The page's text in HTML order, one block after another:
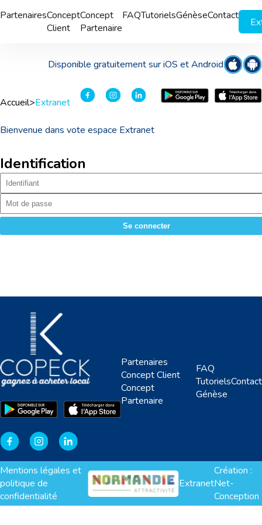
PartenairesConcept
Client
Concept
Partenaire
FAQTutorielsGénèseContact
Disponible gratuitement sur iOS et Android
Accueil>Extranet
Bienvenue dans vote espace Extranet
Identification
Partenaires
Concept Client
Concept
Partenaire
FAQ
Tutoriels
Génèse
Contact
Mentions légales et
politique de
confidentialité
Extranet
Création :
Net-
Conception